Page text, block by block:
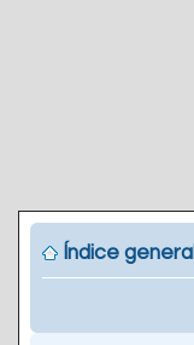
Índice general